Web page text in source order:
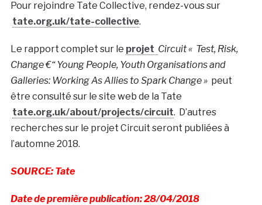
Pour rejoindre Tate Collective, rendez-vous sur
tate.org.uk/tate-collective.
Le rapport complet sur le projet Circuit « Test, Risk,
Change €“ Young People, Youth Organisations and
Galleries: Working As Allies to Spark Change » peut
être consulté sur le site web de la Tate
tate.org.uk/about/projects/circuit. D’autres
recherches sur le projet Circuit seront publiées à
l’automne 2018.
SOURCE: Tate
Date de première publication: 28/04/2018